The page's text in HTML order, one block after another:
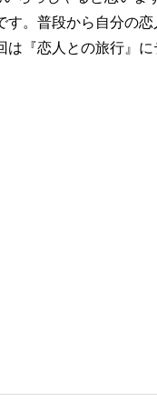
。普段から自分の
『恋人との旅行』に